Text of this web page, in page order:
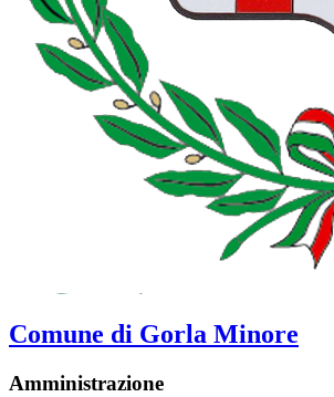
Comune di Gorla Minore
Amministrazione